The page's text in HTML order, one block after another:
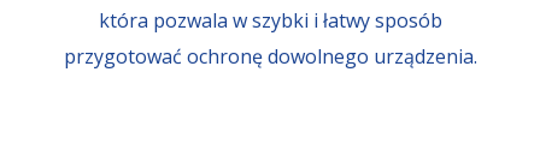
która pozwala w szybki i łatwy sposób
przygotować ochronę dowolnego urządzenia.